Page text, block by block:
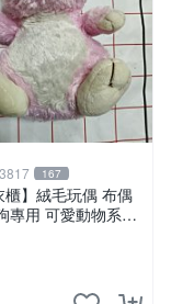
167
櫃】絨毛玩偶 布偶
專用 可愛動物系列
玩具 玩偶 粉紅熊寵